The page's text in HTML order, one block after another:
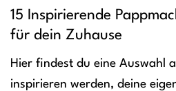
15 Inspirierende
für dein Zuhause
Hier findest du eine Auswahl
inspirieren werden, deine